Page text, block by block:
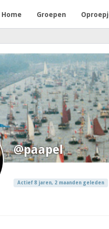
Home Groepen
@paapel
Actief 8 jaren, 2 maanden geleden